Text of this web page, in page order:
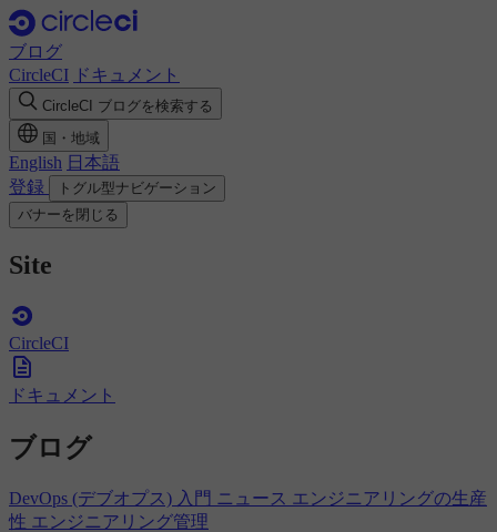
ブログ
CircleCI ドキュメント
CircleCI ブログを検索する
国・地域
English 日本語
登録
トグル型ナビゲーション
バナーを閉じる
Site
CircleCI
ドキュメント
ブログ
DevOps (デブオプス) 入門 ニュース エンジニアリングの生産
性 エンジニアリング管理